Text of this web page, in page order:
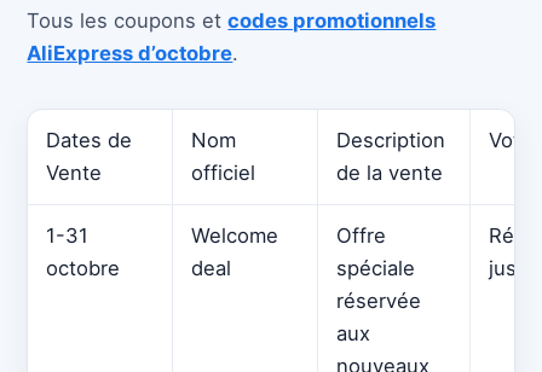
Tous les coupons etcodes promotionnels
AliExpress d’octobre.
Dates de
Vente
Nom
officiel
Description
de la vente
1-31
octobre
Welcome
deal
Offre
spéciale
réservée
aux
nouveaux